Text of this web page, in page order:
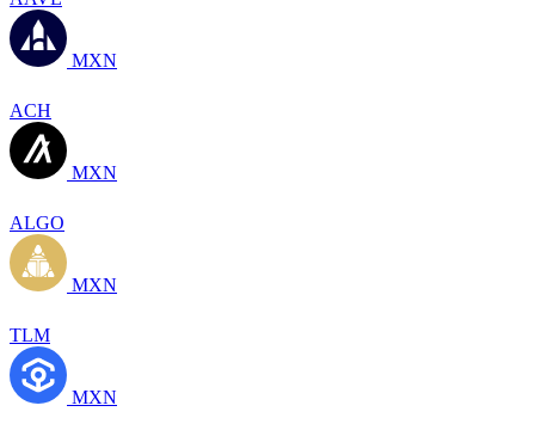
MXN
ACH
MXN
ALGO
MXN
TLM
MXN